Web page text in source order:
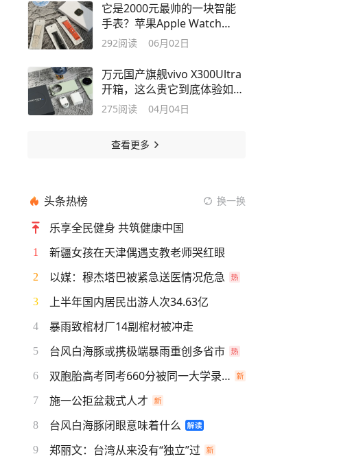
它是2000元最帅的一块智能
手表？苹果Apple Watch
Ultra开箱体验
292阅读 06月02日
万元国产旗舰vivo X300Ultra
开箱，这么贵它到底体验如
何？
275阅读 04月04日
查看更多
头条热榜 换一换
乐享全民健身 共筑健康中国
1 新疆女孩在天津偶遇支教老师哭红眼
2 以媒：穆杰塔巴被紧急送医情况危急
3 上半年国内居民出游人次34.63亿
4 暴雨致棺材厂14副棺材被冲走
5 台风白海豚或携极端暴雨重创多省市
6 双胞胎高考同考660分被同一大学录取
7 施一公拒盆栽式人才
8 台风白海豚闭眼意味着什么
9 郑丽文：台湾从来没有“独立”过